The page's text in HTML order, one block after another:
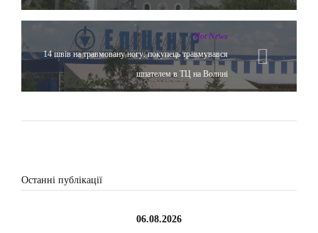
Hot News
14 швів на травмовану ногу: покупець травмувався
шпателем в ТЦ на Волині
Останні публікації
06.08.2026